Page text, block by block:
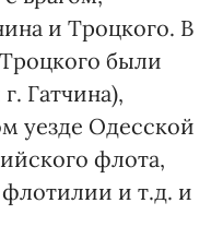
и Троцкого. В
были
Гатчина),
уезде Одесской
флота,
и т.д. и